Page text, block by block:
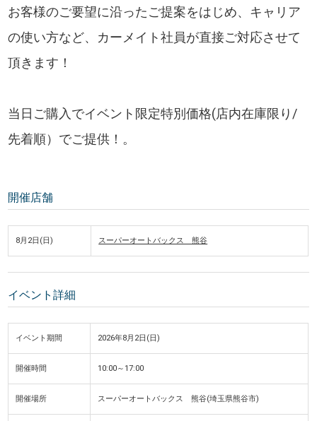
お客様のご要望に沿ったご提案をはじめ、キャリア
の使い方など、カーメイト社員が直接ご対応させて
頂きます！
当日ご購入でイベント限定特別価格(店内在庫限り/
先着順）でご提供！。
開催店舗
8月2日(日) スーパーオートバックス 熊谷
イベント詳細
イベント期間 2026年8月2日(日)
開催時間 10:00～17:00
開催場所 スーパーオートバックス 熊谷(埼玉県熊谷市)